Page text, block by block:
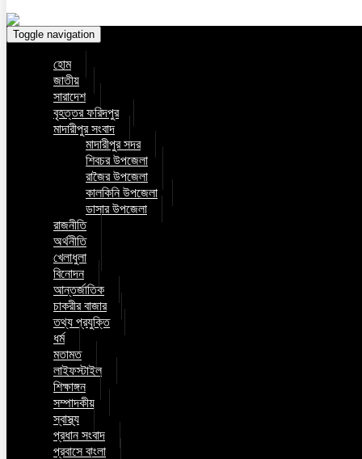
Toggle navigation
হোম
জাতীয়
সারাদেশ
বৃহত্তর ফরিদপুর
মাদারীপুর সংবাদ
মাদারীপুর সদর
শিবচর উপজেলা
রাজৈর উপজেলা
কালকিনি উপজেলা
ডাসার উপজেলা
রাজনীতি
অর্থনীতি
খেলাধুলা
বিনোদন
আন্তর্জাতিক
চাকরীর বাজার
তথ্য প্রযুক্তি
ধর্ম
মতামত
লাইফস্টাইল
শিক্ষাঙ্গন
সম্পাদকীয়
স্বাস্থ্য
প্রধান সংবাদ
প্রবাসে বাংলা